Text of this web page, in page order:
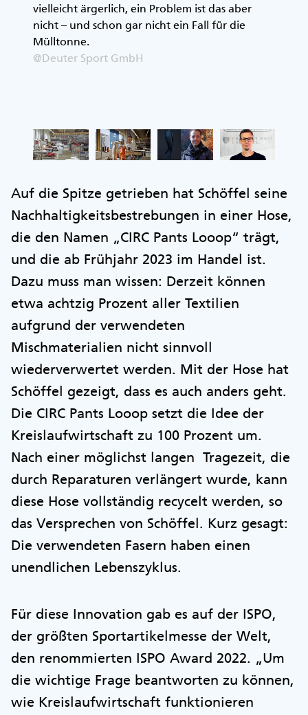
vielleicht ärgerlich, ein Problem ist das aber
nicht – und schon gar nicht ein Fall für die
Mülltonne.
@Deuter Sport GmbH
Auf die Spitze getrieben hat Schöffel seine
Nachhaltigkeitsbestrebungen in einer Hose,
die den Namen „CIRC Pants Looop“ trägt,
und die ab Frühjahr 2023 im Handel ist.
Dazu muss man wissen: Derzeit können
etwa achtzig Prozent aller Textilien
aufgrund der verwendeten
Mischmaterialien nicht sinnvoll
wiederverwertet werden. Mit der Hose hat
Schöffel gezeigt, dass es auch anders geht.
Die CIRC Pants Looop setzt die Idee der
Kreislaufwirtschaft zu 100 Prozent um.
Nach einer möglichst langen Tragezeit, die
durch Reparaturen verlängert wurde, kann
diese Hose vollständig recycelt werden, so
das Versprechen von Schöffel. Kurz gesagt:
Die verwendeten Fasern haben einen
unendlichen Lebenszyklus.
Für diese Innovation gab es auf der ISPO,
der größten Sportartikelmesse der Welt,
den renommierten ISPO Award 2022. „Um
die wichtige Frage beantworten zu können,
wie Kreislaufwirtschaft funktionieren